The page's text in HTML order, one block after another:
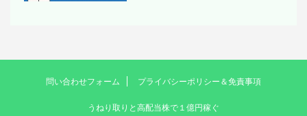
問い合わせフォーム プライバシーポリシー＆免責事項
うねり取りと高配当株で１億円稼ぐ